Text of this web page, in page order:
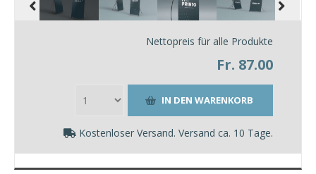
Nettopreis für alle Produkte
Fr. 87.00
Kostenloser Versand. Versand ca. 10 Tage.